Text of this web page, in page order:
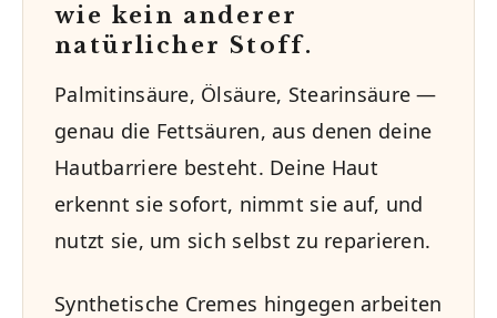
wie kein anderer
natürlicher Stoff.
Palmitinsäure, Ölsäure, Stearinsäure —
genau die Fettsäuren, aus denen deine
Hautbarriere besteht. Deine Haut
erkennt sie sofort, nimmt sie auf, und
nutzt sie, um sich selbst zu reparieren.
Synthetische Cremes hingegen arbeiten